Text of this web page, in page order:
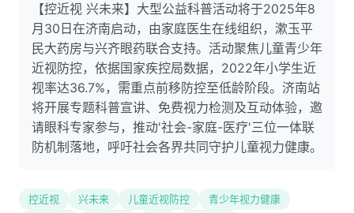
【控近视 兴未来】大型公益科普活动将于2025年8
月30日在济南启动，由家庭医生在线组织，漱玉平
民大药房与兴齐眼药联合支持。活动聚焦儿童青少年
近视防控，依据国家疾控局数据，2022年小学生近
视率达36.7%，需重点前移防控至低龄阶段。济南站
将开展专题科普宣讲、免费视力检测及互动体验，邀
请眼科专家参与，推动'社会-家庭-医疗'三位一体联
防机制落地，呼吁社会各界共同守护儿童视力健康。
控近视 兴未来 儿童近视防控
青少年视力健康